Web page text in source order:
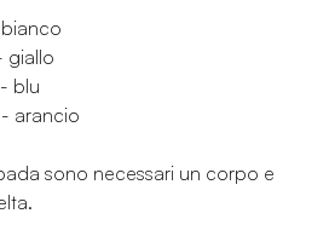
giallo
blu
arancio
sono necessari un corpo e